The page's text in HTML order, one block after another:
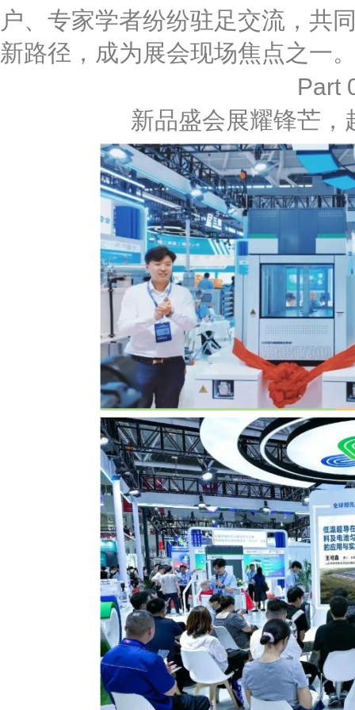
户、专家学者纷纷驻足交流，共
新路径，成为展会现场焦点之一
Part
新品盛会展耀锋芒，